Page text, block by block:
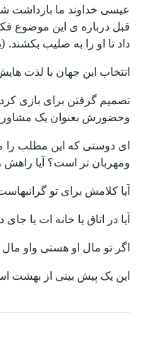
عیسی خداوند ما بازداشت
قبل درباره ی این موضوع
داد تا او را به صلیب بکشند.
انتخاب این جهان با لذت هایش،
تصمیم گرفتن برای بازی
وحضورش بعنوان یک مشاور
ای دوستی که این مطلب را
ومهربان تر است؟ آیا راهش
آیا کلامش برای تو
آیا در اتاق یا خانه ات یا
اگر تو مال او هستی واو
این یک پیش بینی از بهشت